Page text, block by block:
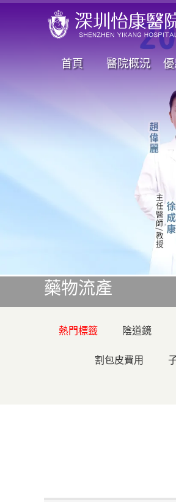
首頁 醫院概況
藥物流產
熱門標籤 陰道鏡
割包皮費用